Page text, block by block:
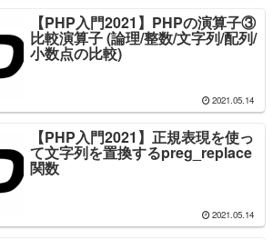
【PHP入門2021】PHPの演算子③
比較演算子 (論理/整数/文字列/配列/
小数点の比較)
2021.05.14
【PHP入門2021】正規表現を使っ
て文字列を置換するpreg_replace
関数
2021.05.14